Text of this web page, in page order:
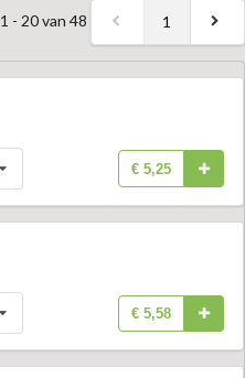
1 - 20 van 48 1
€ 5,25
€ 5,58